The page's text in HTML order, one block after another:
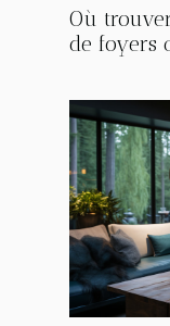
Où
de foyers